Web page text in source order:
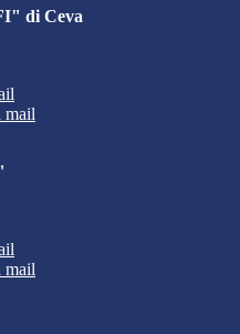
di Ceva
mail
mail